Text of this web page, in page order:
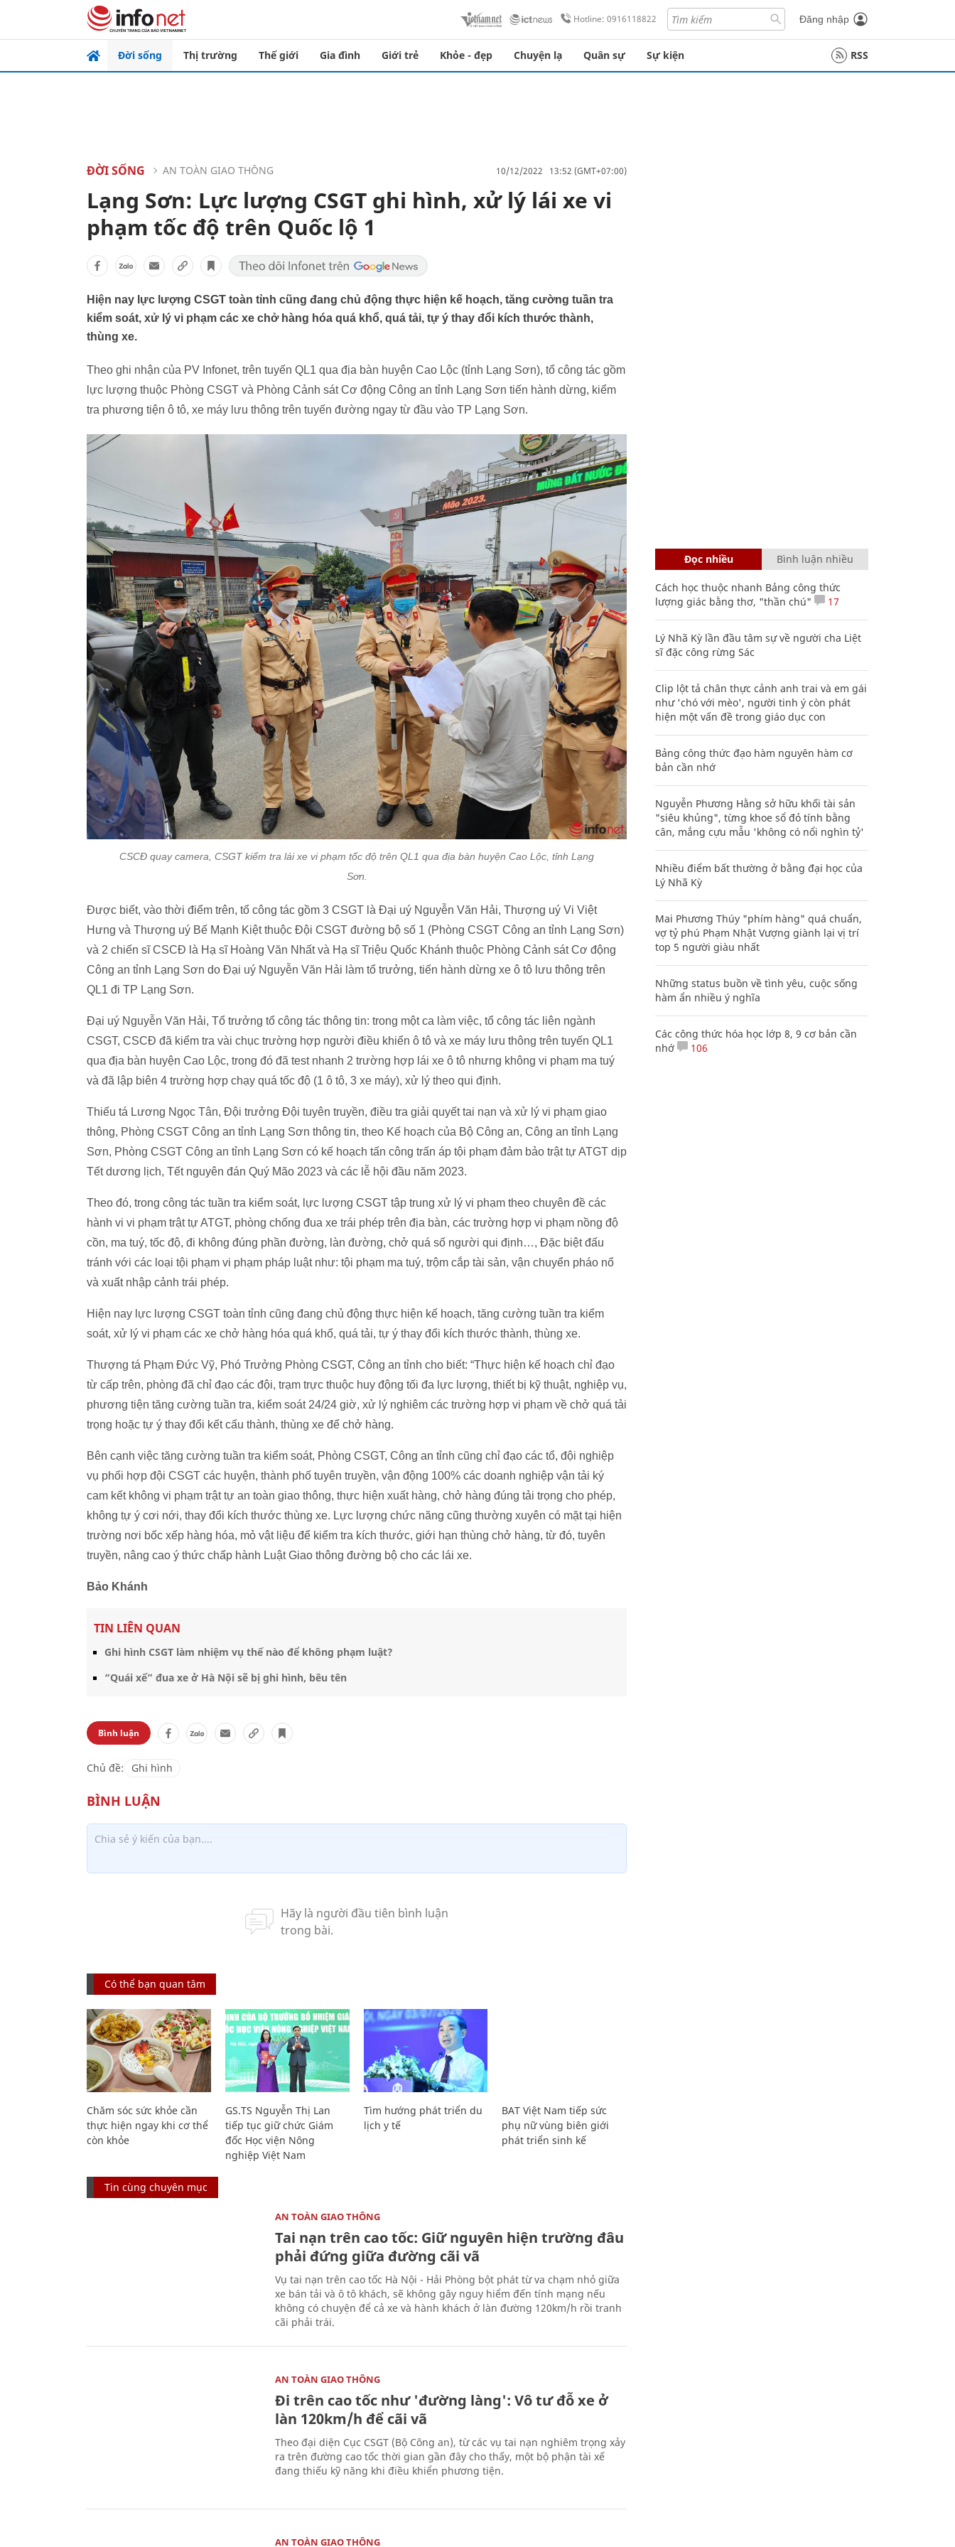
Hotline: 0916118822 Đăng nhập
Đời sống Thị trường Thế giới Gia đình Giới trẻ Khỏe - đẹp Chuyện lạ Quân sự Sự kiện RSS
ĐỜI SỐNG AN TOÀN GIAO THÔNG 10/12/2022 13:52 (GMT+07:00)
Lạng Sơn: Lực lượng CSGT ghi hình, xử lý lái xe vi
phạm tốc độ trên Quốc lộ 1
Hiện nay lực lượng CSGT toàn tỉnh cũng đang chủ động thực hiện kế hoạch, tăng cường tuần tra
kiểm soát, xử lý vi phạm các xe chở hàng hóa quá khổ, quá tải, tự ý thay đổi kích thước thành,
thùng xe.
Theo ghi nhận của PV Infonet, trên tuyến QL1 qua địa bàn huyện Cao Lộc (tỉnh Lạng Sơn), tổ công tác gồm
lực lượng thuộc Phòng CSGT và Phòng Cảnh sát Cơ động Công an tỉnh Lạng Sơn tiến hành dừng, kiểm
tra phương tiện ô tô, xe máy lưu thông trên tuyến đường ngay từ đầu vào TP Lạng Sơn.
CSCĐ quay camera, CSGT kiểm tra lái xe vi phạm tốc độ trên QL1 qua địa bàn huyện Cao Lộc, tỉnh Lạng
Sơn.
Được biết, vào thời điểm trên, tổ công tác gồm 3 CSGT là Đại uý Nguyễn Văn Hải, Thượng uý Vi Việt
Hưng và Thượng uý Bế Mạnh Kiệt thuộc Đội CSGT đường bộ số 1 (Phòng CSGT Công an tỉnh Lạng Sơn)
và 2 chiến sĩ CSCĐ là Hạ sĩ Hoàng Văn Nhất và Hạ sĩ Triệu Quốc Khánh thuộc Phòng Cảnh sát Cơ động
Công an tỉnh Lạng Sơn do Đại uý Nguyễn Văn Hải làm tổ trưởng, tiến hành dừng xe ô tô lưu thông trên
QL1 đi TP Lạng Sơn.
Đại uý Nguyễn Văn Hải, Tổ trưởng tổ công tác thông tin: trong một ca làm việc, tổ công tác liên ngành
CSGT, CSCĐ đã kiểm tra vài chục trường hợp người điều khiển ô tô và xe máy lưu thông trên tuyến QL1
qua địa bàn huyện Cao Lộc, trong đó đã test nhanh 2 trường hợp lái xe ô tô nhưng không vi phạm ma tuý
và đã lập biên 4 trường hợp chạy quá tốc độ (1 ô tô, 3 xe máy), xử lý theo qui định.
Thiếu tá Lương Ngọc Tân, Đội trưởng Đội tuyên truyền, điều tra giải quyết tai nạn và xử lý vi phạm giao
thông, Phòng CSGT Công an tỉnh Lạng Sơn thông tin, theo Kế hoạch của Bộ Công an, Công an tỉnh Lạng
Sơn, Phòng CSGT Công an tỉnh Lạng Sơn có kế hoạch tấn công trấn áp tội phạm đảm bảo trật tự ATGT dịp
Tết dương lịch, Tết nguyên đán Quý Mão 2023 và các lễ hội đầu năm 2023.
Theo đó, trong công tác tuần tra kiểm soát, lực lượng CSGT tập trung xử lý vi phạm theo chuyên đề các
hành vi vi phạm trật tự ATGT, phòng chống đua xe trái phép trên địa bàn, các trường hợp vi phạm nồng độ
cồn, ma tuý, tốc độ, đi không đúng phần đường, làn đường, chở quá số người qui định…, Đặc biệt đấu
tránh với các loại tội phạm vi phạm pháp luật như: tội phạm ma tuý, trộm cắp tài sản, vận chuyển pháo nổ
và xuất nhập cảnh trái phép.
Hiện nay lực lượng CSGT toàn tỉnh cũng đang chủ động thực hiện kế hoạch, tăng cường tuần tra kiểm
soát, xử lý vi phạm các xe chở hàng hóa quá khổ, quá tải, tự ý thay đổi kích thước thành, thùng xe.
Thượng tá Phạm Đức Vỹ, Phó Trưởng Phòng CSGT, Công an tỉnh cho biết: “Thực hiện kế hoạch chỉ đạo
từ cấp trên, phòng đã chỉ đạo các đội, trạm trực thuộc huy động tối đa lực lượng, thiết bị kỹ thuật, nghiệp vụ,
phương tiện tăng cường tuần tra, kiểm soát 24/24 giờ, xử lý nghiêm các trường hợp vi phạm về chở quá tải
trọng hoặc tự ý thay đổi kết cấu thành, thùng xe để chở hàng.
Bên cạnh việc tăng cường tuần tra kiểm soát, Phòng CSGT, Công an tỉnh cũng chỉ đạo các tổ, đội nghiệp
vụ phối hợp đội CSGT các huyện, thành phố tuyên truyền, vận động 100% các doanh nghiệp vận tải ký
cam kết không vi phạm trật tự an toàn giao thông, thực hiện xuất hàng, chở hàng đúng tải trọng cho phép,
không tự ý cơi nới, thay đổi kích thước thùng xe. Lực lượng chức năng cũng thường xuyên có mặt tại hiện
trường nơi bốc xếp hàng hóa, mỏ vật liệu để kiểm tra kích thước, giới hạn thùng chở hàng, từ đó, tuyên
truyền, nâng cao ý thức chấp hành Luật Giao thông đường bộ cho các lái xe.
Bảo Khánh
TIN LIÊN QUAN
Ghi hình CSGT làm nhiệm vụ thế nào để không phạm luật?
“Quái xế” đua xe ở Hà Nội sẽ bị ghi hình, bêu tên
Bình luận
Chủ đề: Ghi hình
Có thể bạn quan tâm
Chăm sóc sức khỏe cần
thực hiện ngay khi cơ thể
còn khỏe
GS.TS Nguyễn Thị Lan
tiếp tục giữ chức Giám
đốc Học viện Nông
nghiệp Việt Nam
Tìm hướng phát triển du
lịch y tế
BAT Việt Nam tiếp sức
phụ nữ vùng biên giới
phát triển sinh kế
Tin cùng chuyên mục
AN TOÀN GIAO THÔNG
Tai nạn trên cao tốc: Giữ nguyên hiện trường đâu
phải đứng giữa đường cãi vã
Vụ tai nạn trên cao tốc Hà Nội - Hải Phòng bột phát từ va chạm nhỏ giữa
xe bán tải và ô tô khách, sẽ không gây nguy hiểm đến tính mạng nếu
không có chuyện để cả xe và hành khách ở làn đường 120km/h rồi tranh
cãi phải trái.
AN TOÀN GIAO THÔNG
Đi trên cao tốc như 'đường làng': Vô tư đỗ xe ở
làn 120km/h để cãi vã
Theo đại diện Cục CSGT (Bộ Công an), từ các vụ tai nạn nghiêm trọng xảy
ra trên đường cao tốc thời gian gần đây cho thấy, một bộ phận tài xế
đang thiếu kỹ năng khi điều khiển phương tiện.
AN TOÀN GIAO THÔNG
Đọc nhiều Bình luận nhiều
Cách học thuộc nhanh Bảng công thức
lượng giác bằng thơ, "thần chú"
17
Lý Nhã Kỳ lần đầu tâm sự về người cha Liệt
sĩ đặc công rừng Sác
Clip lột tả chân thực cảnh anh trai và em gái
như 'chó với mèo', người tinh ý còn phát
hiện một vấn đề trong giáo dục con
Bảng công thức đạo hàm nguyên hàm cơ
bản cần nhớ
Nguyễn Phương Hằng sở hữu khối tài sản
"siêu khủng", từng khoe sổ đỏ tính bằng
cân, mắng cựu mẫu 'không có nổi nghìn tỷ'
Nhiều điểm bất thường ở bằng đại học của
Lý Nhã Kỳ
Mai Phương Thúy "phím hàng" quá chuẩn,
vợ tỷ phú Phạm Nhật Vượng giành lại vị trí
top 5 người giàu nhất
Những status buồn về tình yêu, cuộc sống
hàm ẩn nhiều ý nghĩa
Các công thức hóa học lớp 8, 9 cơ bản cần
nhớ
106